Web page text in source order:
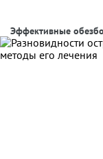
Эффективные